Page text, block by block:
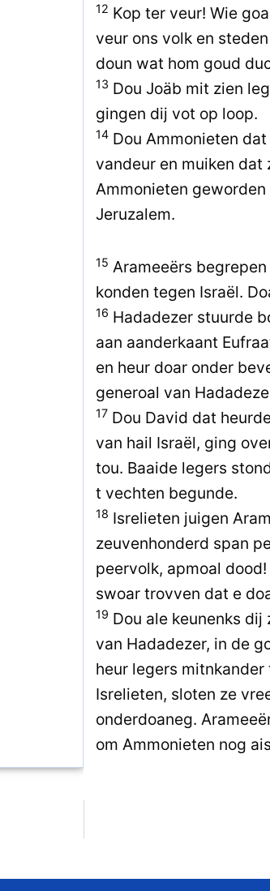
12 Kop ter veur! Wie
veur ons volk en steden
doun wat hom goud
13 Dou Joäb mit zien
gingen dij vot op loop.
14 Dou Ammonieten
vandeur en muiken
Ammonieten
Jeruzalem.
15 Arameeërs
konden tegen Israël.
16 Hadadezer stuurde
aan aanderkaant
en heur doar onder
generoal van
17 Dou David dat
van hail Israël, ging
tou. Baaide legers
t vechten begunde.
18 Isrelieten juigen
zeuvenhonderd span
peervolk, apmoal
swoar trovven dat e
19 Dou ale keunenks
van Hadadezer, in de
heur legers
Isrelieten, sloten ze
onderdoaneg.
om Ammonieten nog